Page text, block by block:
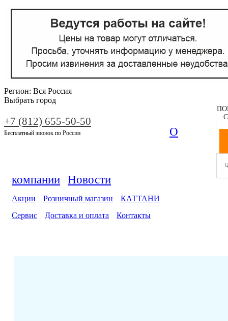
Регион: Вся Россия
Выбрать город
+7 (812) 655-50-50
Бесплатный звонок по России О
компании Новости
Акции Розничный магазин
КАТТАНИ
Сервис
Доставка и оплата Контакты